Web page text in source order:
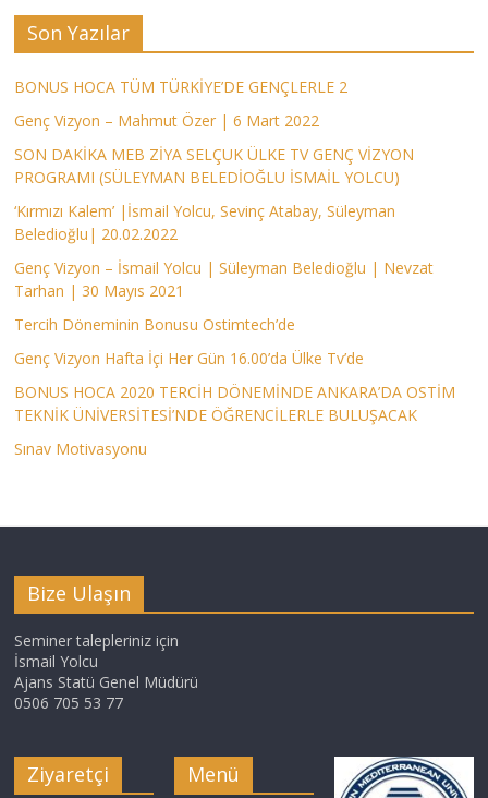
Son Yazılar
BONUS HOCA TÜM TÜRKİYE’DE GENÇLERLE 2
Genç Vizyon – Mahmut Özer | 6 Mart 2022
SON DAKİKA MEB ZİYA SELÇUK ÜLKE TV GENÇ VİZYON
PROGRAMI (SÜLEYMAN BELEDİOĞLU İSMAİL YOLCU)
‘Kırmızı Kalem’ |İsmail Yolcu, Sevinç Atabay, Süleyman
Beledioğlu| 20.02.2022
Genç Vizyon – İsmail Yolcu | Süleyman Beledioğlu | Nevzat
Tarhan | 30 Mayıs 2021
Tercih Döneminin Bonusu Ostimtech’de
Genç Vizyon Hafta İçi Her Gün 16.00’da Ülke Tv’de
BONUS HOCA 2020 TERCİH DÖNEMİNDE ANKARA’DA OSTİM
TEKNİK ÜNİVERSİTESİ’NDE ÖĞRENCİLERLE BULUŞACAK
Sınav Motivasyonu
Bize Ulaşın
Seminer talepleriniz için
İsmail Yolcu
Ajans Statü Genel Müdürü
0506 705 53 77
Ziyaretçi Menü